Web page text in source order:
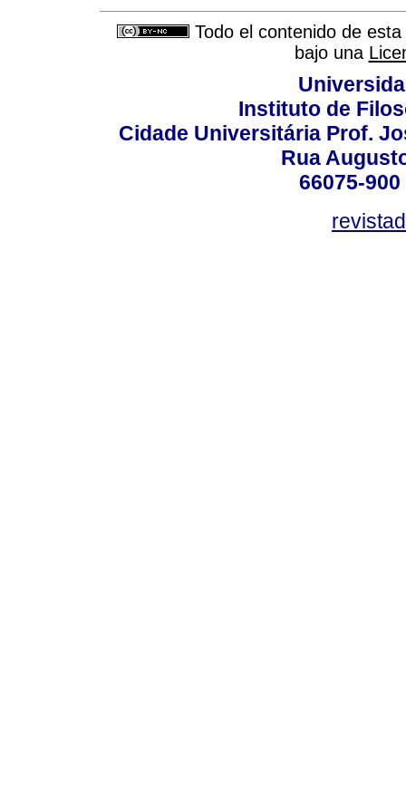
Todo el contenido de
bajo una
Instituto de
Cidade Universitária Prof.
Rua
66075-